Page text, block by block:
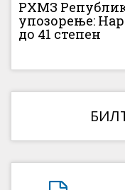
РХМЗ
упозорење:
до 41 степен